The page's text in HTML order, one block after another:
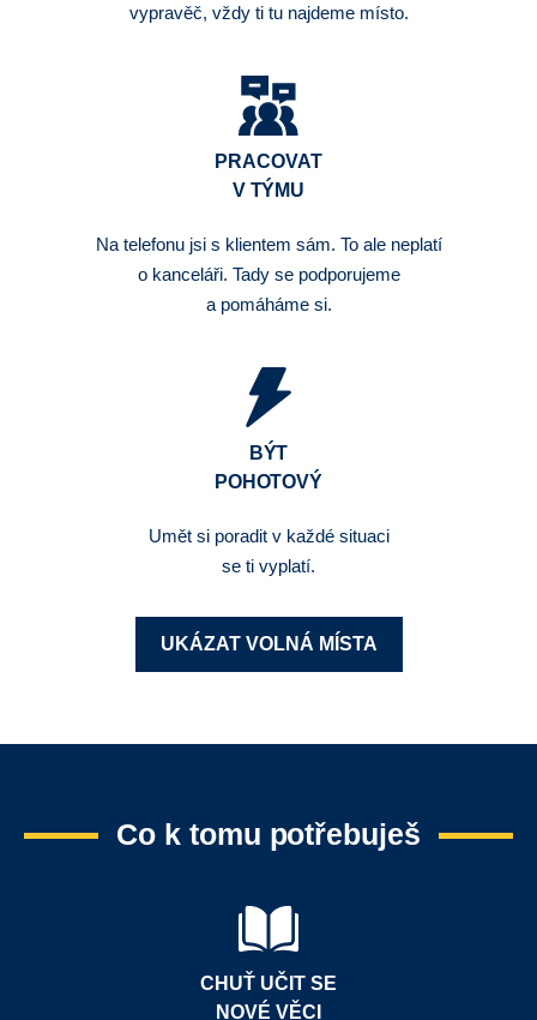
vypravěč, vždy ti tu najdeme místo.
PRACOVAT
V TÝMU
Na telefonu jsi s klientem sám. To ale neplatí
o kanceláři. Tady se podporujeme
a pomáháme si.
BÝT
POHOTOVÝ
Umět si poradit v každé situaci
se ti vyplatí.
UKÁZAT VOLNÁ MÍSTA
Co k tomu potřebuješ
CHUŤ UČIT SE
NOVÉ VĚCI